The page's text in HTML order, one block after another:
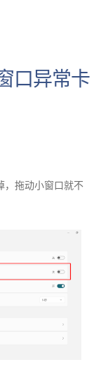
口异常卡
，拖动小窗口就不